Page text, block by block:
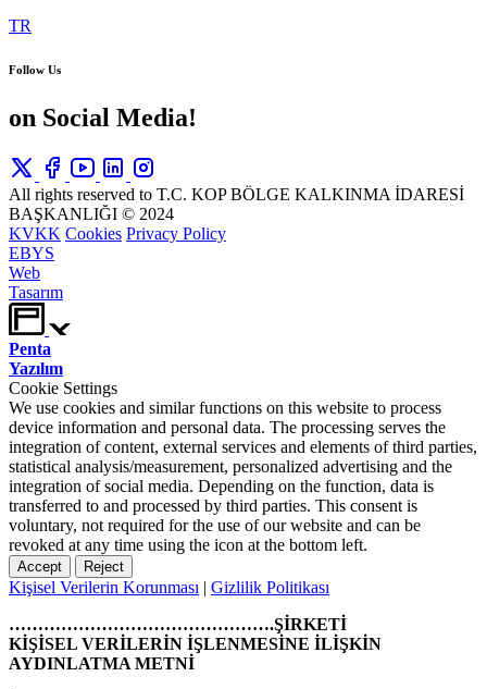
TR
Follow Us
on Social Media!
All rights reserved to T.C. KOP BÖLGE KALKINMA İDARESİ
BAŞKANLIĞI © 2024
KVKK Cookies Privacy Policy
EBYS
Web
Tasarım
Penta
Yazılım
Cookie Settings
We use cookies and similar functions on this website to process
device information and personal data. The processing serves the
integration of content, external services and elements of third parties,
statistical analysis/measurement, personalized advertising and the
integration of social media. Depending on the function, data is
transferred to and processed by third parties. This consent is
voluntary, not required for the use of our website and can be
revoked at any time using the icon at the bottom left.
Accept Reject
Kişisel Verilerin Korunması | Gizlilik Politikası
……………………………………….ŞİRKETİ
KİŞİSEL VERİLERİN İŞLENMESİNE İLİŞKİN
AYDINLATMA METNİ